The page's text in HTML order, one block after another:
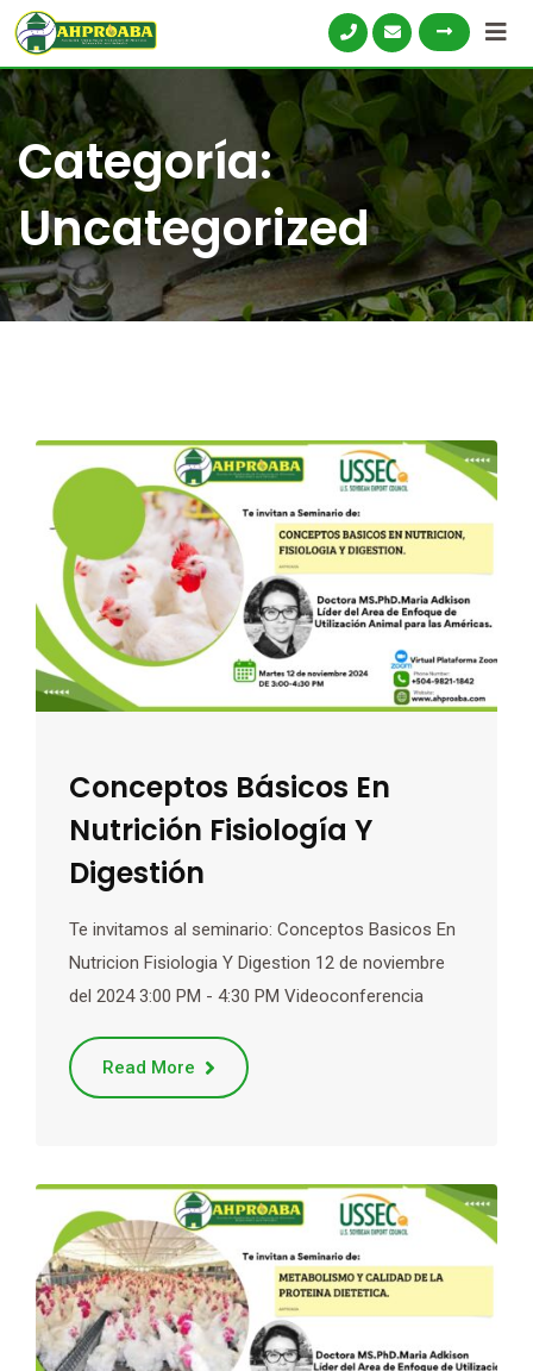
Categoría:
Uncategorized
Conceptos Básicos En
Nutrición Fisiología Y
Digestión
Te invitamos al seminario: Conceptos Basicos En
Nutricion Fisiologia Y Digestion 12 de noviembre
del 2024 3:00 PM - 4:30 PM Videoconferencia
Read More